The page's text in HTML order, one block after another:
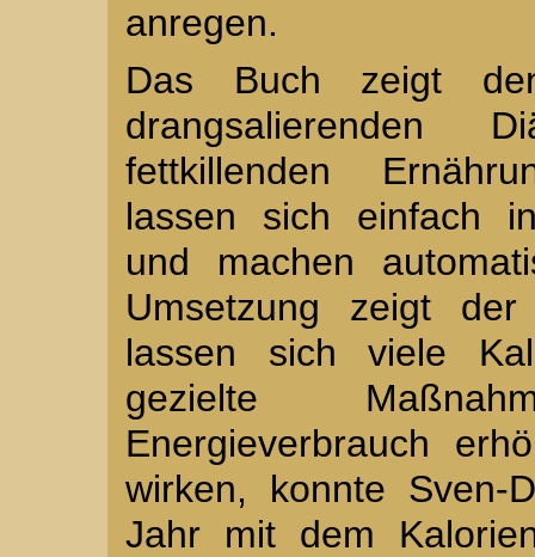
anregen.
Das Buch zeigt
fettkillenden
lassen sich einfach
und machen
Umsetzung zeigt der
lassen sich viele
gezielte
Energieverbrauch
wirken, konnte Sven-
Jahr mit dem